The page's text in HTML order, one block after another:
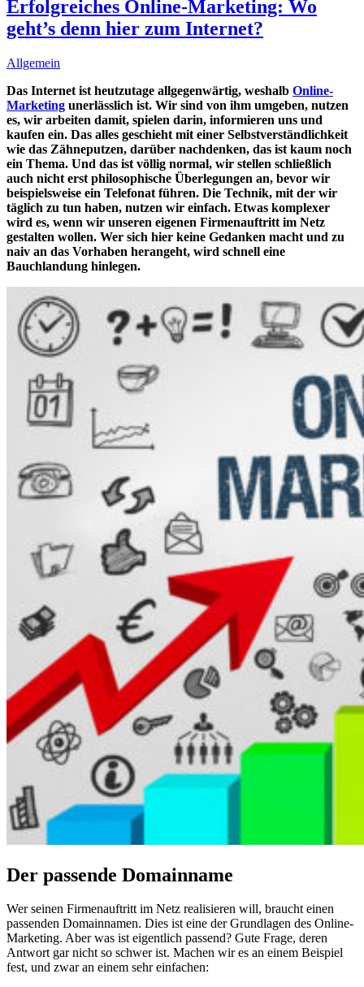
Erfolgreiches Online-Marketing: Wo
geht’s denn hier zum Internet?
Allgemein
Das Internet ist heutzutage allgegenwärtig, weshalb Online-
Marketing unerlässlich ist. Wir sind von ihm umgeben, nutzen
es, wir arbeiten damit, spielen darin, informieren uns und
kaufen ein. Das alles geschieht mit einer Selbstverständlichkeit
wie das Zähneputzen, darüber nachdenken, das ist kaum noch
ein Thema. Und das ist völlig normal, wir stellen schließlich
auch nicht erst philosophische Überlegungen an, bevor wir
beispielsweise ein Telefonat führen. Die Technik, mit der wir
täglich zu tun haben, nutzen wir einfach. Etwas komplexer
wird es, wenn wir unseren eigenen Firmenauftritt im Netz
gestalten wollen. Wer sich hier keine Gedanken macht und zu
naiv an das Vorhaben herangeht, wird schnell eine
Bauchlandung hinlegen.
Der passende Domainname
Wer seinen Firmenauftritt im Netz realisieren will, braucht einen
passenden Domainnamen. Dies ist eine der Grundlagen des Online-
Marketing. Aber was ist eigentlich passend? Gute Frage, deren
Antwort gar nicht so schwer ist. Machen wir es an einem Beispiel
fest, und zwar an einem sehr einfachen: